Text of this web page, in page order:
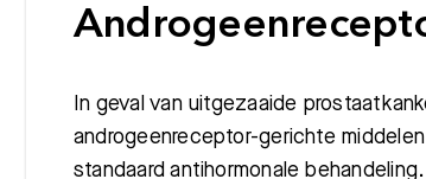
In geval van uitgezaaide
androgeenreceptor-gerichte
standaard antihormonale